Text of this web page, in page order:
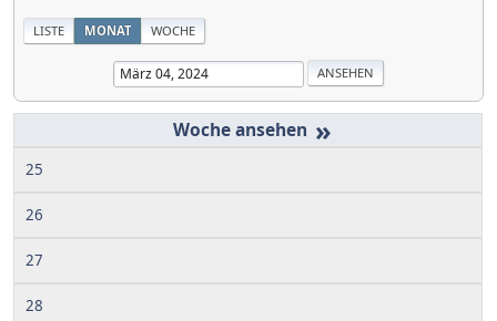
LISTE MONAT WOCHE
»
25
26
27
28